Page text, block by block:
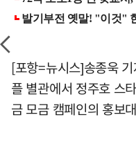
[포항=뉴시스]송종욱
플 별관에서 정주호 스
금 모금 캠페인의 홍보